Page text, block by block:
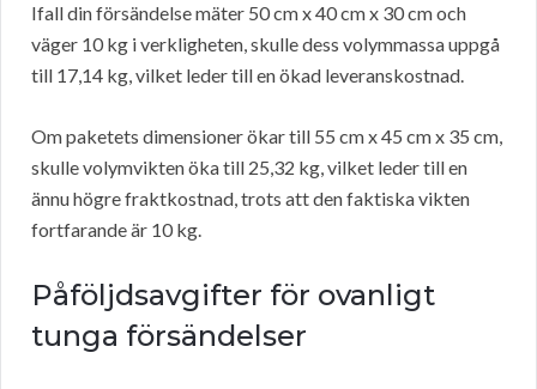
Ifall din försändelse mäter 50 cm x 40 cm x 30 cm och
väger 10 kg i verkligheten, skulle dess volymmassa uppgå
till 17,14 kg, vilket leder till en ökad leveranskostnad.
Om paketets dimensioner ökar till 55 cm x 45 cm x 35 cm,
skulle volymvikten öka till 25,32 kg, vilket leder till en
ännu högre fraktkostnad, trots att den faktiska vikten
fortfarande är 10 kg.
Påföljdsavgifter för ovanligt
tunga försändelser